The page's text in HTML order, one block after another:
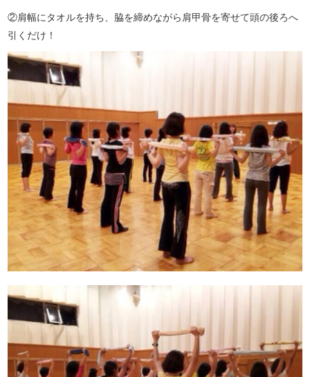
②肩幅にタオルを持ち、脇を締めながら肩甲骨を寄せて頭の後ろへ
引くだけ！